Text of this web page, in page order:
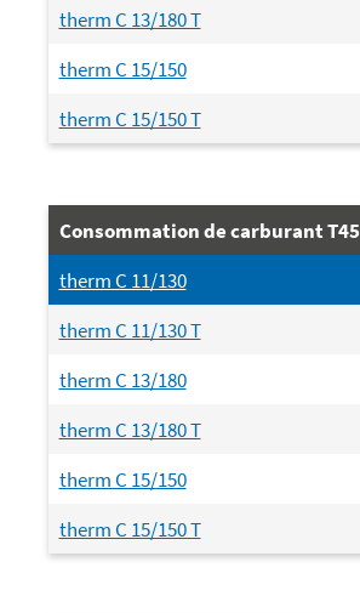
therm C 13/180 T
therm C 15/150
therm C 15/150 T
Consommation de carburant T45
therm C 11/130
therm C 11/130 T
therm C 13/180
therm C 13/180 T
therm C 15/150
therm C 15/150 T